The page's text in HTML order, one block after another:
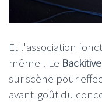
Et l'association
même ! Le Backitive
sur scène pour
avant-goût du